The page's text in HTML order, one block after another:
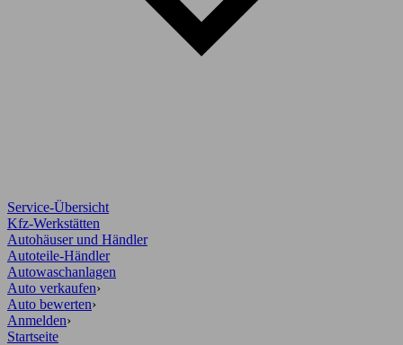
Service-Übersicht
Kfz-Werkstätten
Autohäuser und Händler
Autoteile-Händler
Autowaschanlagen
Auto verkaufen›
Auto bewerten›
Anmelden›
Startseite